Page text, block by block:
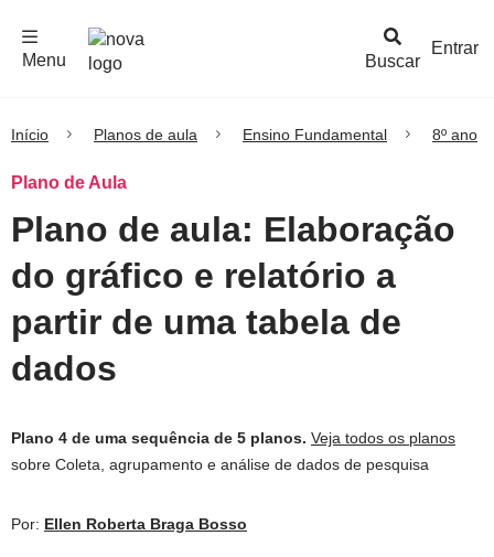
Buscar
Menu
Entrar
Início Planos de aula Ensino Fundamental 8º ano
Plano de Aula
Plano de aula: Elaboração
do gráfico e relatório a
partir de uma tabela de
dados
Plano 4 de uma sequência de 5 planos. Veja todos os planos
sobre Coleta, agrupamento e análise de dados de pesquisa
Por: Ellen Roberta Braga Bosso